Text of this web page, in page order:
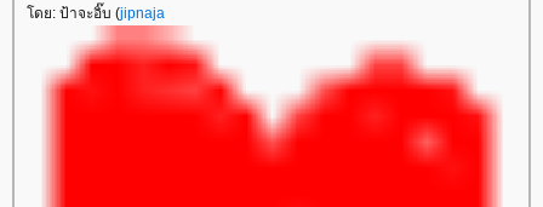
ดย: ป้าจะอิ๊บ (jipnaja